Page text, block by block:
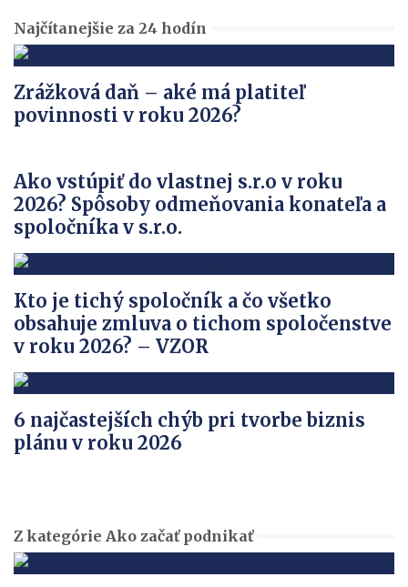
Najčítanejšie za 24 hodín
Zrážková daň – aké má platiteľ
povinnosti v roku 2026?
Ako vstúpiť do vlastnej s.r.o v roku
2026? Spôsoby odmeňovania konateľa a
spoločníka v s.r.o.
Kto je tichý spoločník a čo všetko
obsahuje zmluva o tichom spoločenstve
v roku 2026? – VZOR
6 najčastejších chýb pri tvorbe biznis
plánu v roku 2026
Z kategórie Ako začať podnikať